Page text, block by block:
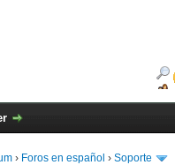
› Foros en español › Soporte